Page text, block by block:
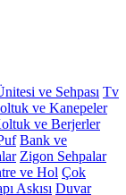
ve Sehpası Tv
ve Kanepeler
ve Berjerler
Bank ve
Zigon Sehpalar
ve Hol Çok
Askısı Duvar